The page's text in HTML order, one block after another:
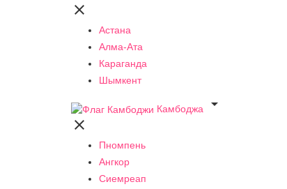

Астана
Алма-Ата
Караганда
Шымкент
Камбоджа


Пномпень
Ангкор
Сиемреап